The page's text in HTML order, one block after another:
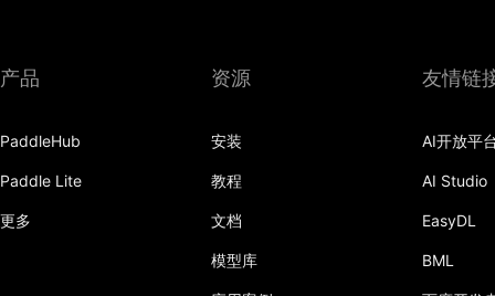
产品
PaddleHub
Paddle Lite
更多
资源
安装
教程
文档
模型库
友情链
AI开放平
AI Studio
EasyDL
BML